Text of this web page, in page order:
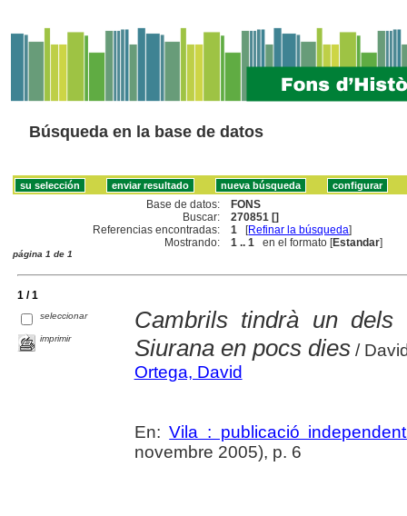
Búsqueda en la base de datos
Base de datos:
FONS
Buscar:
270851 []
Referencias encontradas:
1 [Refinar la búsqueda]
Mostrando:
1 .. 1 en el formato [Estandar]
página 1 de 1
1 / 1
seleccionar
imprimir
Cambrils tindrà un
Siurana en pocs dies/
Ortega, David
En:Vila : publicació
novembre 2005), p. 6